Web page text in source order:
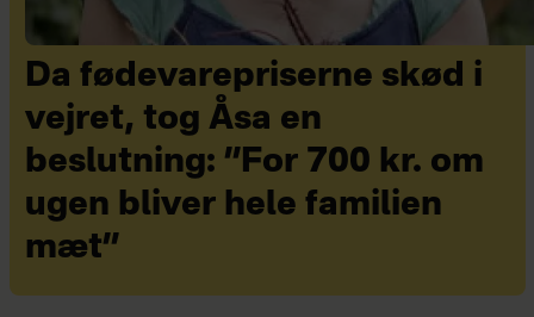
Da fødevarepriserne skød i
vejret, tog Åsa en
beslutning: ”For 700 kr. om
ugen bliver hele familien
mæt”